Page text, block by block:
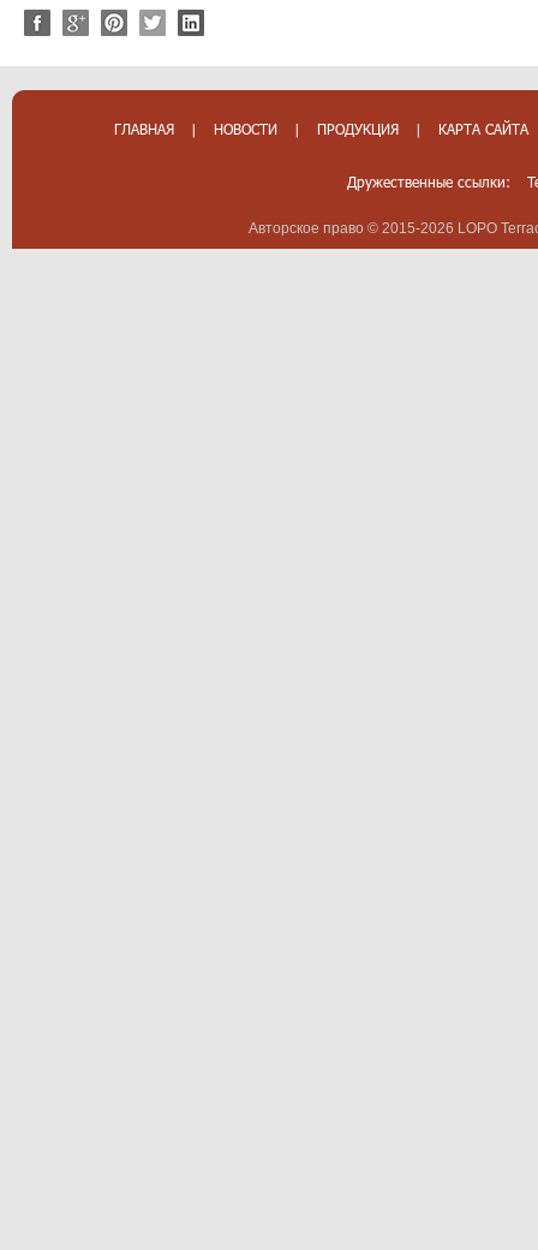
ГЛАВНАЯ | НОВОСТИ | ПРОДУКЦИЯ | КАРТА САЙТА
Дружественные ссылки:
Авторское право © 2015-2026 LOPO